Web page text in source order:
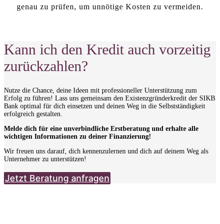
genau zu prüfen, um unnötige Kosten zu vermeiden.
Kann ich den Kredit auch vorzeitig
zurückzahlen?
Nutze die Chance, deine Ideen mit professioneller Unterstützung zum
Erfolg zu führen! Lass uns gemeinsam den Existenzgründerkredit der SIKB
Bank optimal für dich einsetzen und deinen Weg in die Selbstständigkeit
erfolgreich gestalten.
Melde dich für eine unverbindliche Erstberatung und erhalte alle
wichtigen Informationen zu deiner Finanzierung!
Wir freuen uns darauf, dich kennenzulernen und dich auf deinem Weg als
Unternehmer zu unterstützen!
Jetzt Beratung anfragen